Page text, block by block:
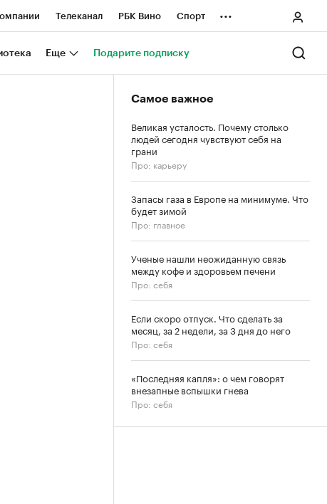
Телеканал РБК Вино Спорт
проекты Город
...
Еще Подарите подписку
Самое важное
Великая усталость. Почему столько
людей сегодня чувствуют себя на
грани
Про: карьеру
Запасы газа в Европе на минимуме. Что
будет зимой
Про: главное
Ученые нашли неожиданную связь
между кофе и здоровьем печени
Про: себя
Если скоро отпуск. Что сделать за
месяц, за 2 недели, за 3 дня до него
Про: себя
«Последняя капля»: о чем говорят
внезапные вспышки гнева
Про: себя